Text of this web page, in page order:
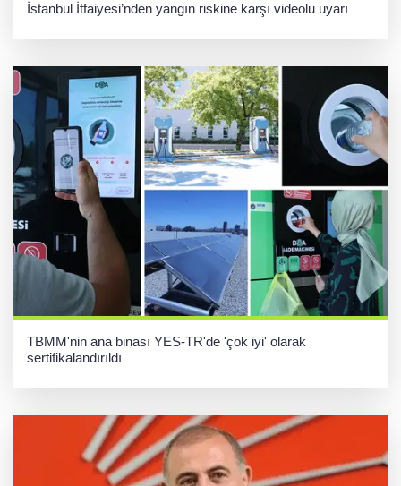
İstanbul İtfaiyesi’nden yangın riskine karşı videolu uyarı
TBMM'nin ana binası YES-TR'de 'çok iyi' olarak
sertifikalandırıldı